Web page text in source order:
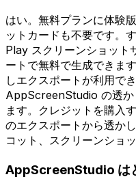
はい。無料プランに体験
ットカードも不要です。
Play スクリーンショット
ートで無料で生成できま
しエクスポートが利用で
AppScreenStudio の透か
ます。クレジットを購入
のエクスポートから透か
コット、スクリーンショ
AppScreenStudio は